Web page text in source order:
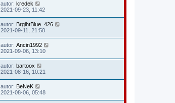
autor: kredek
2021-09-23, 11:42
autor: BrgihtBlue_426
2021-09-11, 21:50
autor: Ancin1992
2021-09-06, 13:10
autor: bartoox
2021-08-16, 10:21
autor: BeNeK
2021-08-06, 05:48